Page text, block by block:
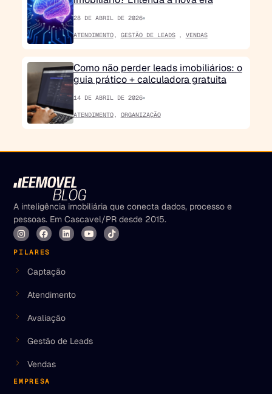
28 DE ABRIL DE 2026
ATENDIMENTO, GESTÃO DE LEADS , VENDAS
Como não perder leads imobiliários: o
guia prático + calculadora gratuita
14 DE ABRIL DE 2026
ATENDIMENTO, ORGANIZAÇÃO
A inteligência imobiliária que conecta dados, processo e
pessoas. Em Cascavel/PR desde 2015.
PILARES
Captação
Atendimento
Avaliação
Gestão de Leads
Vendas
EMPRESA